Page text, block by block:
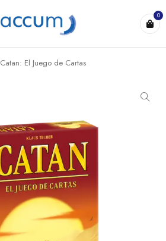
0
Catan: El Juego de Cartas